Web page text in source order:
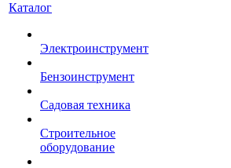
Каталог
Электроинструмент
Бензоинструмент
Садовая техника
Строительное
оборудование